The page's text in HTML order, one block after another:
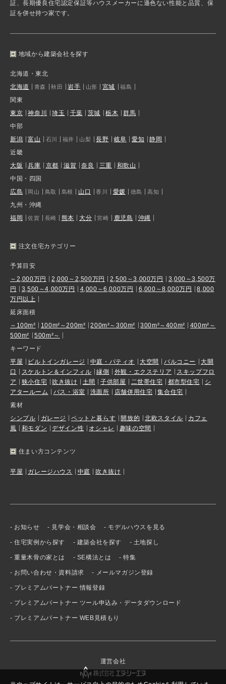
証、長期優良住宅認定保証等ハウスメーカーに遜色ない性能と品質、保
証を併せ持つ家です。
地域から建築会社を探す
北海道・東北
北海道
青森 秋田 岩手 山形 宮城 福島
関東
東京
神奈川 埼玉 千葉 茨城 栃木
群馬
中部
新潟
富山 石川 福井 山梨 長野 岐阜 愛知
静岡
近畿
大阪
兵庫 京都 滋賀 奈良 三重
和歌山
中国・四国
広島
岡山 鳥取 島根 山口 香川 愛媛 徳島 高知
九州・沖縄
福岡
佐賀 長崎 熊本 大分 宮崎 鹿児島 沖縄
注文住宅カテゴリー
予算目安
～2,000万円
2,000～2,500万円 2,500～3,000万円
3,000～3,500万
円
3,500～4,000万円 4,000～6,000万円 6,000～8,000万円
8,000
万円以上
延床面積
～100m²
100m²～200m² 200m²～300m² 300m²～400m²
400m²～
500m²
500m²～
キーワード
平屋
ビルトインガレージ 中庭・パティオ 大空間 バルコニー
大開
口
スケルトン＆インフィル 縁側 外観・エクステリア
スキップフロ
ア
狭小住宅 吹き抜け 土間 子供部屋 二世帯住宅 都市型住宅
シ
アタールーム
バス・浴室 洗面所 店舗併用住宅
集合住宅
素材
シンプル
ガレージ ペットと暮らす 開放的 北欧スタイル
カフェ
風
和モダン デザイン性 オシャレ 趣味の空間
住まい方コンテンツ
平屋 ガレージハウス 中庭 吹き抜け
お知らせ 見学会・相談会 モデルハウスを見る
住宅実例から探す 建築会社を探す 土地探し
重量木骨の家とは SE構法とは 特集
お問い合わせ・資料請求 メールマガジン登録
プレミアムパートナー 情報登録
プレミアムパートナー ツール申込み・データダウンロード
プレミアムパートナー WEB見積もり
運営会社